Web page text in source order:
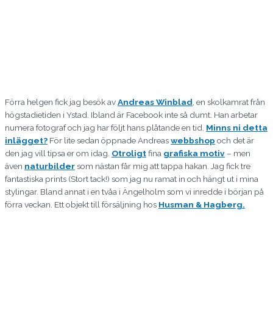
Förra helgen fick jag besök avAndreas Winblad, en skolkamrat från
högstadietiden i Ystad. Ibland är Facebook inte så dumt. Han arbetar
numera fotograf och jag har följt hans plåtande en tid. Minns ni detta
inlägget? För lite sedan öppnade Andreaswebbshop och det är
den jag vill tipsa er om idag. Otroligtfina grafiska motiv – men
även naturbildersom nästan får mig att tappa hakan. Jag fick tre
fantastiska prints (Stort tack!) som jag nu ramat in och hängt ut i mina
stylingar. Bland annat i en tvåa i Ängelholm som vi inredde i början på
förra veckan. Ett objekt till försäljning hos Husman & Hagberg.